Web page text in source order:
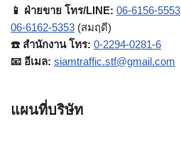
📱 ฝ่ายขาย โทร/LINE: 06-6156-5553
06-6162-5353 (สมฤดี)
☎️ สำนักงาน โทร: 0-2294-0281-6
📧 อีเมล: siamtraffic.stf@gmail.com
แผนที่บริษัท